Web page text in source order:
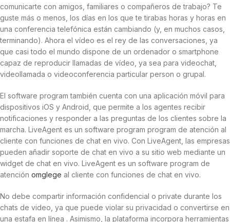
comunicarte con amigos, familiares o compañeros de trabajo? Te
guste más o menos, los días en los que te tirabas horas y horas en
una conferencia telefónica están cambiando (y, en muchos casos,
terminando). Ahora el vídeo es el rey de las conversaciones, ya
que casi todo el mundo dispone de un ordenador o smartphone
capaz de reproducir llamadas de vídeo, ya sea para videochat,
videollamada o videoconferencia particular person o grupal.
El software program también cuenta con una aplicación móvil para
dispositivos iOS y Android, que permite a los agentes recibir
notificaciones y responder a las preguntas de los clientes sobre la
marcha. LiveAgent es un software program program de atención al
cliente con funciones de chat en vivo. Con LiveAgent, las empresas
pueden añadir soporte de chat en vivo a su sitio web mediante un
widget de chat en vivo. LiveAgent es un software program de
atención omglege al cliente con funciones de chat en vivo.
No debe compartir información confidencial o private durante los
chats de video, ya que puede violar su privacidad o convertirse en
una estafa en línea . Asimismo, la plataforma incorpora herramientas